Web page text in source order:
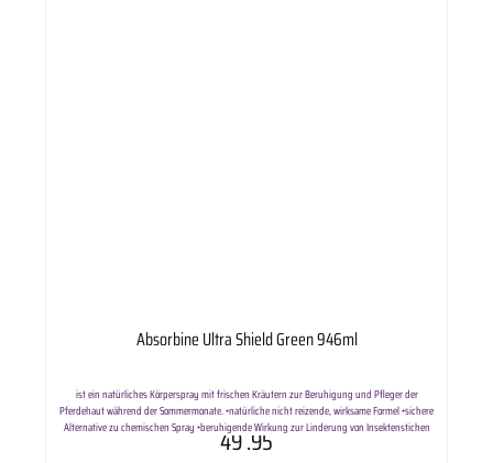
Absorbine Ultra Shield Green 946ml
ist ein natürliches Körperspray mit frischen Kräutern zur Beruhigung und Pfleger der
Pferdehaut während der Sommermonate. •natürliche nicht reizende, wirksame Formel •sichere
Alternative zu chemischen Spray •beruhigende Wirkung zur Linderung von Insektenstichen
49.95